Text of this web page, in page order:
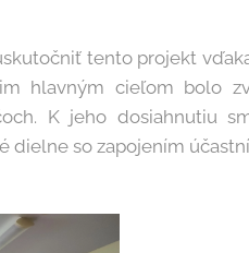
tento projekt
hlavným cieľom bolo
K jeho dosiahnutiu
dielne so zapojením